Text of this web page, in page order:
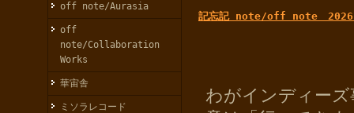
off note/Aurasia
off
note/Collaboration
Works
華宙舎
ミソラレコード
記忘記 note/off note
わがインディーズ